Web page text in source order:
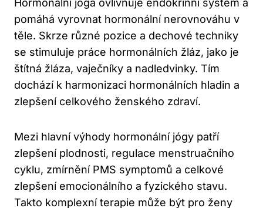
Hormonální jóga ovlivňuje endokrinní systém a
pomáhá vyrovnat hormonální nerovnováhu v
těle. Skrze různé pozice a dechové techniky
se stimuluje práce hormonálních žláz, jako je
štítná žláza, vaječníky a nadledvinky. Tím
dochází k harmonizaci hormonálních hladin a
zlepšení celkového ženského zdraví.
Mezi hlavní výhody hormonální jógy patří
zlepšení plodnosti, regulace menstruačního
cyklu, zmírnění PMS symptomů a celkové
zlepšení emocionálního a fyzického stavu.
Takto komplexní terapie může být pro ženy